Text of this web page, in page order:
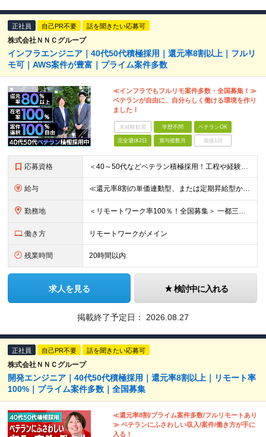
正社員 自己PR不要 話を聞きたい応募可
株式会社ＮＮＣグループ
インフラエンジニア｜40代50代積極採用｜還元率8割以上｜フルリ
モ可｜AWS案件が豊富｜プライム案件多数
≪インフラでもフルリモ案件多数・全国募集！≫
ベテランが自由に、自分らしく働ける環境を作り
ました！
未経験歓迎 学歴不問 ベテランOK
完全週休2日 賞与複数月 面接1回
応募資格 ＜40～50代などベテラン積極採用！工程や経験年数不問＞ □インフラの設計構築や、運用保守の実務経験をお持ちの方(経験年数、マネジメント経験などは一切問いません) □学歴不問 □転職回数不問
給与 ≪還元率8割の単価連動型、または定期昇給型から選べます！≫ ■単価連動型 月給40万円以上＋一時金＋各種手当 ★参画する案件の単価に応じて月給額を決定します(還元率8割) ★昇給随時(案件単価が上が
勤務地 ＜リモートワーク率100％！全国募集＞ 一都三県・名古屋・大阪を中心とした、全国の各プロジェクト先へ配属 ★あなたの希望を考慮して決定します ★在宅勤務×出勤のハイブリッドワーク！フルリモートワーク
働き方 リモートワークがメイン
残業時間 20時間以内
求人を見る 検討中に入れる
掲載終了予定日： 2026.08.27
正社員 自己PR不要 話を聞きたい応募可
株式会社ＮＮＣグループ
開発エンジニア｜40代50代積極採用｜還元率8割以上｜リモート率
100%｜プライム案件多数｜全国募集
≪還元率8割/プライム案件多数/フルリモートあり
≫ ベテランにふさわしい収入/案件/働き方が手に
入る！